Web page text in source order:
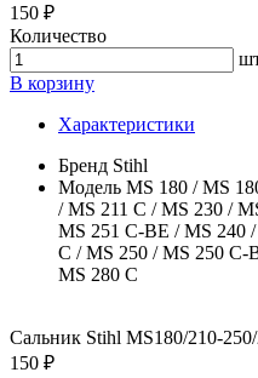
150 ₽
Количество
В корзину
Характеристики
Бренд Stihl
Модель MS 180 / MS
/ MS 211 C / MS 230 /
MS 251 C-BE / MS 240
C / MS 250 / MS 250 C-
MS 280 C
Сальник Stihl MS180/210-
150 ₽